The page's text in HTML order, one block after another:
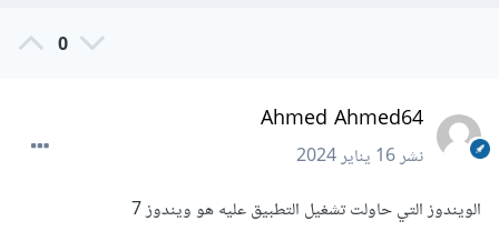
0
Ahmed Ahmed64
نشر16 يناير 2024
الويندوز التي حاولت تشغيل التطبيق عليه هو ويندوز 7